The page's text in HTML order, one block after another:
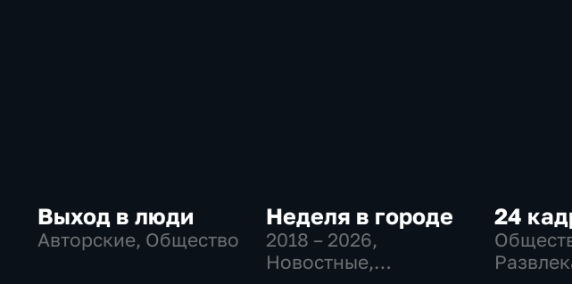
Выход в люди
Авторские, Общество
Неделя в городе
2018 – 2026,
Новостные,
24